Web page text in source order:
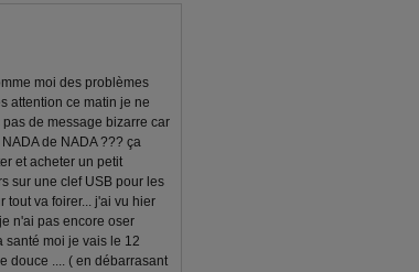
moi des problèmes
attention ce matin je ne
de message bizarre car
de NADA ??? ça
et acheter un petit
sur une clef USB pour les
va foirer... j'ai vu hier
n'ai pas encore oser
santé moi je vais le 12
douce .... ( en débarrasant